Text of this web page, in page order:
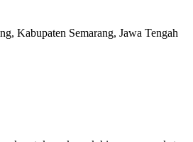
Kabupaten Semarang, Jawa Tengah